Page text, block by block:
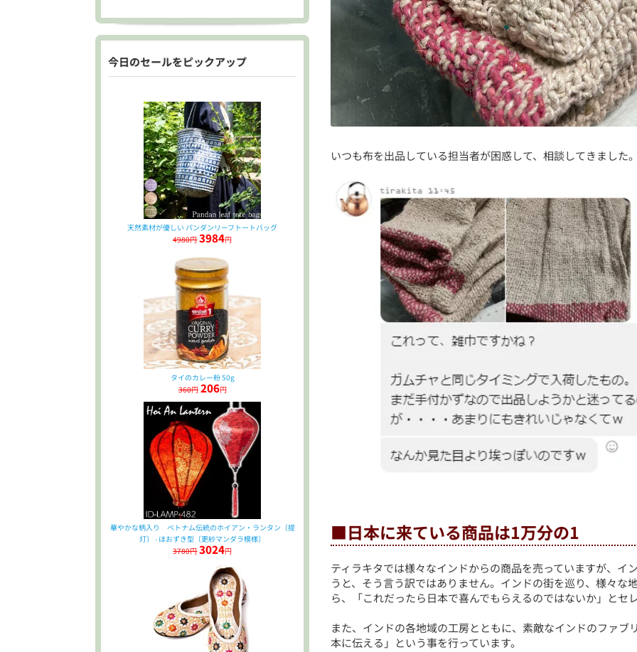
いつも布を出品している担当者が困惑して、相談してきました
■日本に来ている商品は1万分の1
ティラキタでは様々なインドからの商品を売っていますが、イ
うと、そう言う訳ではありません。インドの街を巡り、様々な
ら、「これだったら日本で喜んでもらえるのではないか」とセ
また、インドの各地域の工房とともに、素敵なインドのファ
本に伝える」という事を行っています。
今日のセールをピックアップ
天然素材が優しい パンダンリーフトートバッグ
4980円3984円
タイのカレー粉 50g
360円206円
華やかな柄入り ベトナム伝統のホイアン・ランタン〔提
灯〕 - ほおずき型〔更紗マンダラ模様〕
3780円3024円